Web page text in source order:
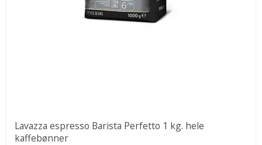
Lavazza espresso Barista Perfetto 1 kg. hele
kaffebønner